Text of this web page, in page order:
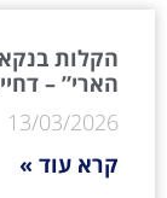
הקלות
הארי” –
13/03/2026
קרא עוד »